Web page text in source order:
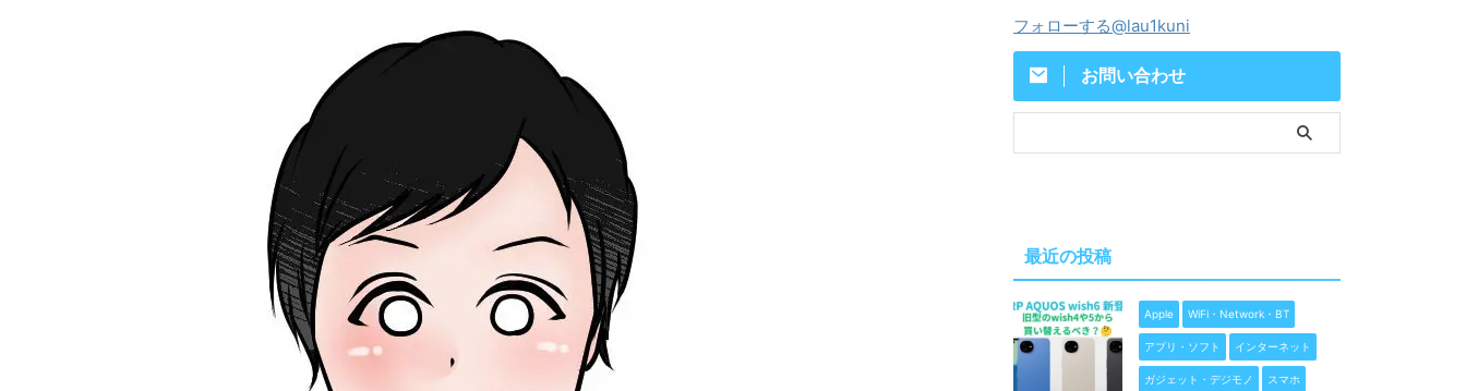
フォローする@lau1kuni
お問い合わせ
最近の投稿
Apple WiFi・Network・BT
アプリ・ソフト インターネット
ガジェット・デジモノ スマホ